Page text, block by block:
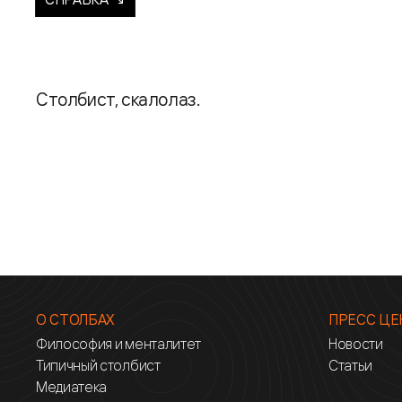
Столбист, скалолаз.
О СТОЛБАХ
Философия и менталитет
Типичный столбист
Медиатека
ПРЕСС
Новости
Статьи